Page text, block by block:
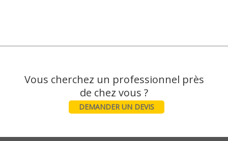
Vous cherchez un professionnel près
DEMANDER UN DEVIS